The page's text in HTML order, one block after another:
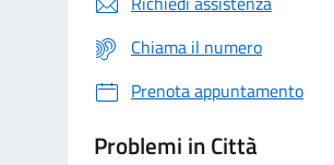
Chiama il numero
Prenota appuntamento
Problemi in Città